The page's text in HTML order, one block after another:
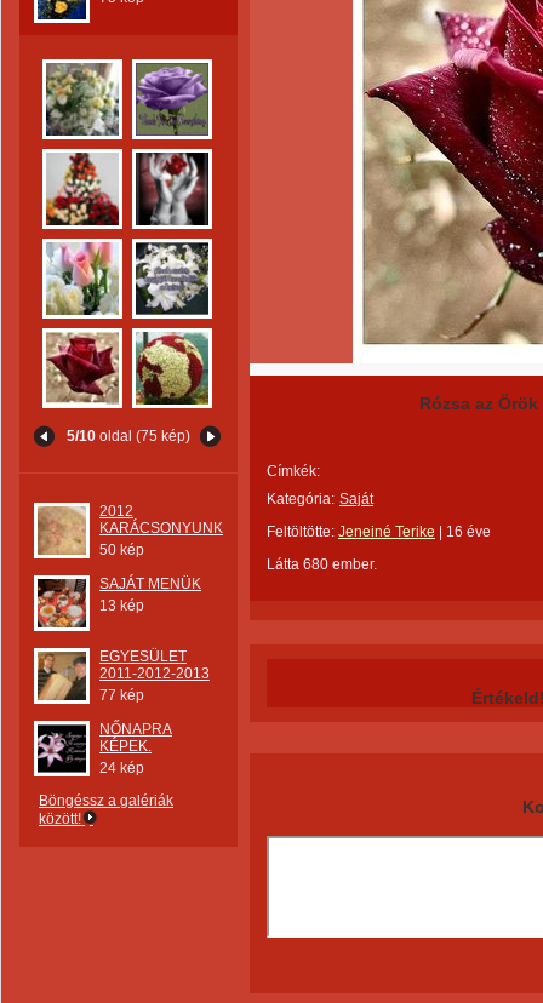
5/10 oldal (75 kép)
2012
KARÁCSONYUNK
50 kép
SAJÁT MENÜK
13 kép
EGYESÜLET
2011-2012-2013
77 kép
NŐNAPRA
KÉPEK.
24 kép
Böngéssz a galériák
között!
Rózsa az
Címkék:
Kategória: Saját
Feltöltötte: Jeneiné Terike
16 éve
Látta 680 ember.